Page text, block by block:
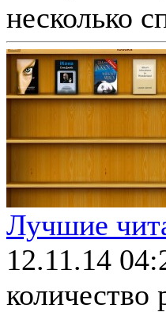
несколько
Лучшие
12.11.14
количество